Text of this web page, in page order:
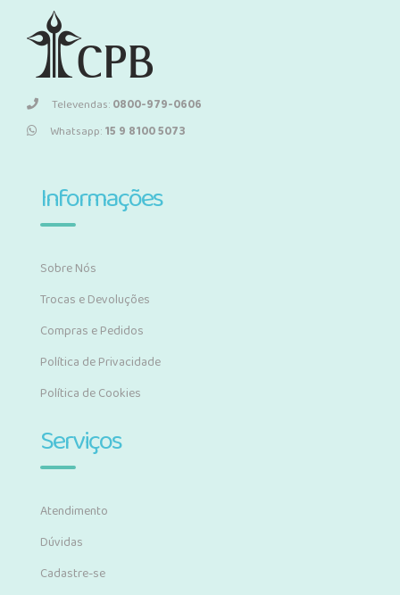
Televendas:0800-979-0606
Whatsapp:15 9 8100 5073
Informações
Sobre Nós
Trocas e Devoluções
Compras e Pedidos
Política de Privacidade
Política de Cookies
Serviços
Atendimento
Dúvidas
Cadastre-se